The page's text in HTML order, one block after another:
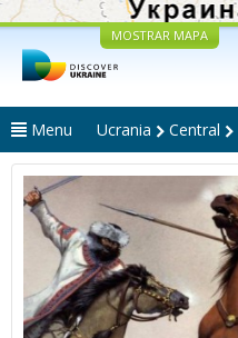
MOSTRAR MAPA
Menu Ucrania Central